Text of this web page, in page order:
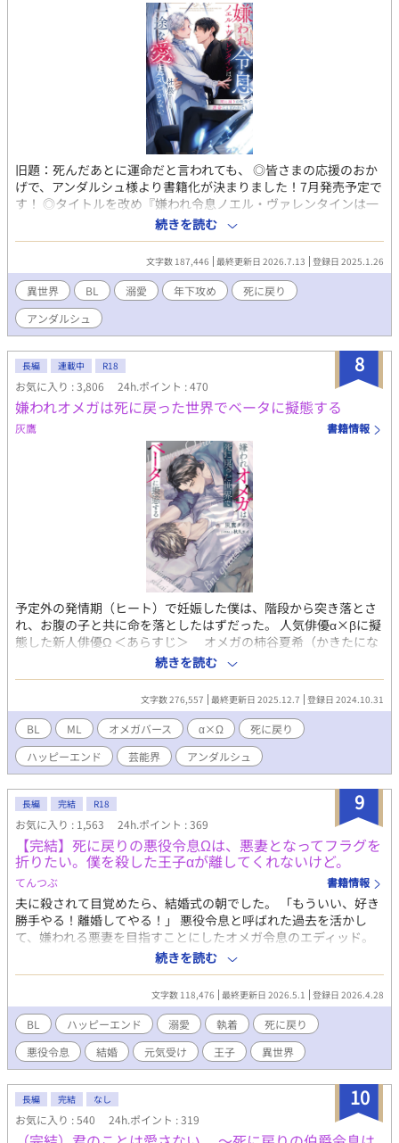
旧題：死んだあとに運命だと言われても、 ◎皆さまの応援のおか
げで、アンダルシュ様より書籍化が決まりました！7月発売予定で
す！ ◎タイトルを改め『嫌われ令息ノエル・ヴァレンタインは一
途な愛に気づかない−死に戻りの世界で運命だと言われても−』と
いう新タイトルに決定いたしました♡ 最期に聞いたのは、望んで
いない結婚をした冷たい夫の声。 「煮るなり焼くなり殺すなり、
好きにしろ」 オメガは『神の使い』と呼ばれ崇められている国で
出会った、運命の番であるオメガのノエル・ヴァレンタインとア
ルファのレイシス・ブラウン。 ただ、二人の愛は冷め切ってい
た。 夫から距離を取り辛い日々を送っていたある日、ノエルは何
者かに捕えられて命を落とす。 だが次に目覚めたら、ノエルはな
ぜか学生時代に戻っていた。 今度は穏やかな人生を歩みたい。 そ
れなのに、ノエルが離れていくごとになぜか婚約者のアルファ・
レイシスに迫られて――！？ 「僕の"運命の番"はあなただけで
す、ノエル・ヴァレンタイン」 「――ッ死んだあとに運命だって
言われても！」 死んでから始まる、オメガとアルファの運命の物
語。 ※オメガバース特殊設定あり ※R18展開は遅めです ✧毎日18
時更新予定✧ ✧3/20〜2回更新（9時＋18時）✧ ✧お気に入り登
録・各話♡・エール📣作者大歓喜します✧
続きを読む
文字数 187,446 最終更新日 2026.7.13 登録日 2025.1.26
異世界 BL 溺愛 年下攻め
死に戻り
アンダルシュ
8
長編 連載中 R18
お気に入り : 3,806 24h.ポイント : 470
嫌われオメガは死に戻った世界でベータに擬態する
灰鷹 書籍情報
予定外の発情期（ヒート）で妊娠した僕は、階段から突き落とさ
れ、お腹の子と共に命を落としたはずだった。 人気俳優α×βに擬
態した新人俳優Ω ＜あらすじ＞ オメガの柿谷夏希（かきたにな
つき）は、生活に困窮していたところを芸能事務所の専務にスカ
ウトされ、俳優になる。専務に言われるがままにあざと可愛い系
キャラを演じ、それなりに人気はあったが、普段とのギャップが
ありすぎることから仕事仲間からは嫌われていた。初主演のドラ
マが大コケし余裕を失くしていたところに、予定外の発情期（ヒ
ート）がきて、共演者である先輩俳優の三間晴仁（みまはるひ
と）と関係を持ち、妊娠してしまう。三間には以前から人気女優
と付き合っているという噂があった。夏希との関係が週刊誌に掲
載されたことで、三間は世間から大バッシングを浴びる。 妊娠
のことを相談しようと三間を呼び出した日。夏希は待ち合わせ場
所で何者かに階段から突き落とされ、お腹の子供と共に命を落と
す。しかし、目を覚ますと、スカウトされた翌日に時間が巻き戻
っていた。最初の人生で後悔ばかりだった夏希は、ベータに擬態
し、二度目の人生をやり直すことを決意する。
続きを読む
文字数 276,557 最終更新日 2025.12.7 登録日 2024.10.31
BL ML オメガバース α×Ω
死に戻り
ハッピーエンド
芸能界 アンダルシュ
9
長編 完結 R18
お気に入り : 1,563 24h.ポイント : 369
【完結】死に戻りの悪役令息Ωは、悪妻となってフラグを
折りたい。僕を殺した王子αが離してくれないけど。
てんつぶ 書籍情報
夫に殺されて目覚めたら、結婚式の朝でした。 「もういい、好き
勝手やる！離婚してやる！」 悪役令息と呼ばれた過去を活かし
て、嫌われる悪妻を目指すことにしたオメガ令息のエディッド。
でもやることなすことなぜか評判が上がるし、夫であるシュルズ
殿下は前回と違ってなぜか溺愛してくるし。 離婚どころか、どん
どん好きになっていくんだけど！？ 秘密、謎、そして「なぜ殺さ
れたのか」という問いの答えとは。 笑えて泣けてドキドキする、
死に戻り×勘違い溺愛BL。 悪妻活動、始めます！ お気に入り登
録してもらえたら嬉しいです！
続きを読む
文字数 118,476 最終更新日 2026.5.1 登録日 2026.4.28
BL ハッピーエンド 溺愛 執着
死に戻り
悪役令息
結婚 元気受け 王子 異世界
10
長編 完結 なし
お気に入り : 540 24h.ポイント : 319